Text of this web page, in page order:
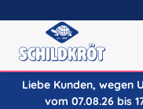
Liebe Kunden, wegen
vom 07.08.26 bis